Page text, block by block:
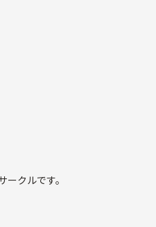
クルです。